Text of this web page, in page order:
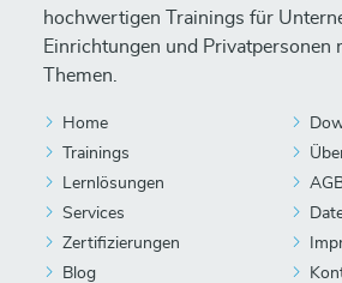
hochwertigen Trainings für
Einrichtungen und Privatpersonen
Themen.
Home
Trainings
Lernlösungen
Services
Zertifizierungen
Blog